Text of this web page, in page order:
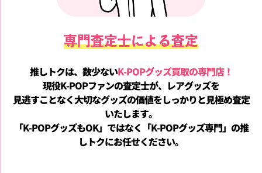
専門査定士による査定
推しトクは、数少ないK-POPグッズ買取の専門店！
現役K-POPファンの査定士が、レアグッズを
見逃すことなく大切なグッズの価値をしっかりと見極め査定
いたします。
「K-POPグッズもOK」ではなく「K-POPグッズ専門」の推
しトクにお任せください。